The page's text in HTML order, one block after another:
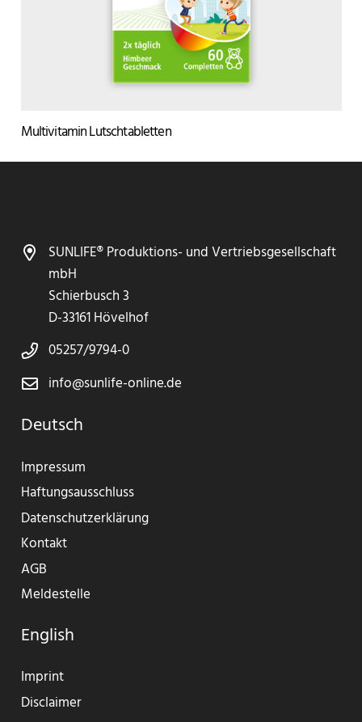
Multivitamin Lutschtabletten
SUNLIFE® Produktions- und Vertriebsgesellschaft
mbH
Schierbusch 3
D-33161 Hövelhof
05257/9794-0
info@sunlife-online.de
Deutsch
Impressum
Haftungsausschluss
Datenschutzerklärung
Kontakt
AGB
Meldestelle
English
Imprint
Disclaimer